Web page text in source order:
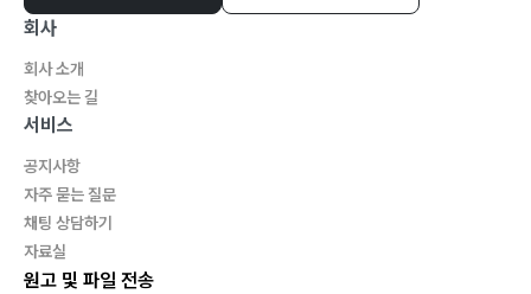
회사
회사 소개
찾아오는 길
서비스
공지사항
자주 묻는 질문
채팅 상담하기
자료실
원고 및 파일 전송